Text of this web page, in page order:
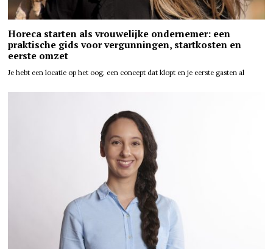
Horeca starten als vrouwelijke ondernemer: een
praktische gids voor vergunningen, startkosten en
eerste omzet
Je hebt een locatie op het oog, een concept dat klopt en je eerste gasten al